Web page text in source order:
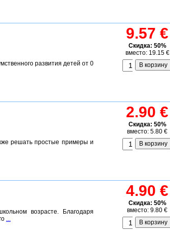
развития детей от 0
9.57 €
Скидка: 50%
вместо: 19.15 €
решать простые примеры и
2.90 €
Скидка: 50%
вместо: 5.80 €
возрасте. Благодаря
...
4.90 €
Скидка: 50%
вместо: 9.80 €